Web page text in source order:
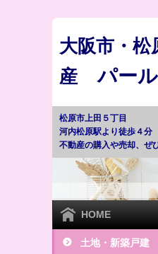
大阪市・松
産 パー
松原市上田５丁目
河内松原駅より徒歩４
不動産の購入や売却、ぜ
HOME
土地・新築戸建